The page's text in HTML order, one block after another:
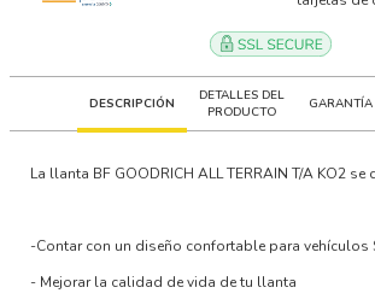
DESCRIPCIÓN
DETALLES DEL
PRODUCTO
GARANTÍA
La llanta BF GOODRICH ALL TERRAIN T/A KO2 se
-Contar con un diseño confortable para vehículos
- Mejorar la calidad de vida de tu llanta